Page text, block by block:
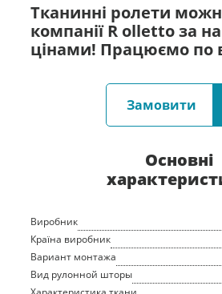
Тканинні ролети
компанії R olletto за
цінами! Працюємо по
Замовити
Основні
Виробник
Країна виробник
Вариант монтажа
Вид рулонной шторы